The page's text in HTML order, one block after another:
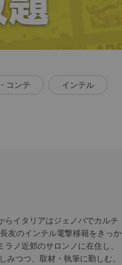
コンテ インテル
イタリアはジェノバでカルチ
友のインテル電撃移籍をきっか
ノ近郊のサロンノに在住し、
みつつ、取材・執筆に勤しむ。